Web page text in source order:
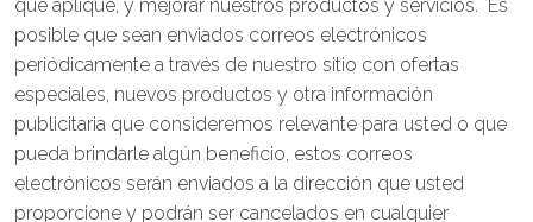
que aplique, y mejorar nuestros productos y servicios. Es
posible que sean enviados correos electrónicos
periódicamente a través de nuestro sitio con ofertas
especiales, nuevos productos y otra información
publicitaria que consideremos relevante para usted o que
pueda brindarle algún beneficio, estos correos
electrónicos serán enviados a la dirección que usted
proporcione y podrán ser cancelados en cualquier